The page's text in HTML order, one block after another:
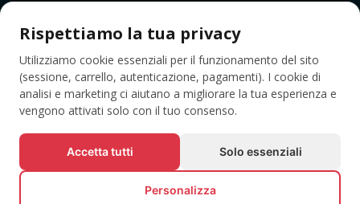
TAG
Rispettiamo la tua privacy
Utilizziamo cookie essenziali per il funzionamento del sito
(sessione, carrello, autenticazione, pagamenti). I cookie di
analisi e marketing ci aiutano a migliorare la tua esperienza e
vengono attivati solo con il tuo consenso.
Accetta tutti Solo essenziali
Personalizza